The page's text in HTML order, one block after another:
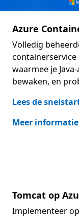
Azure
Volledig
containerservice
waarmee je
bewaken, en
Lees de
Meer
Tomcat op
Implementeer